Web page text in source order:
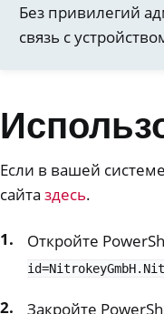
Без привилегий
связь с
Если в вашей
сайта здесь.
Откройте
Закройте